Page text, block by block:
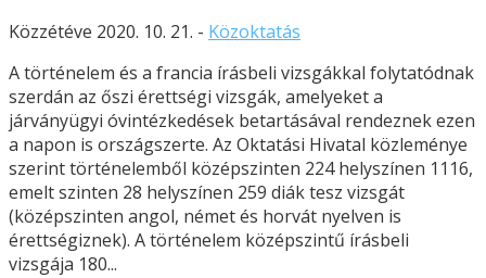
Közzétéve 2020. 10. 21. - Közoktatás
A történelem és a francia írásbeli vizsgákkal folytatódnak
szerdán az őszi érettségi vizsgák, amelyeket a
járványügyi óvintézkedések betartásával rendeznek ezen
a napon is országszerte. Az Oktatási Hivatal közleménye
szerint történelemből középszinten 224 helyszínen 1116,
emelt szinten 28 helyszínen 259 diák tesz vizsgát
(középszinten angol, német és horvát nyelven is
érettségiznek). A történelem középszintű írásbeli
vizsgája 180...